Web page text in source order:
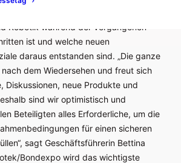
Robotik während der vergangenen
ist und welche neuen
daraus entstanden sind. „Die ganze
dem Wiedersehen und freut sich
Diskussionen, neue Produkte und
sind wir optimistisch und
Beteiligten alles Erforderliche, um die
für einen sicheren
sagt Geschäftsführerin Bettina
Bondexpo wird das wichtigste